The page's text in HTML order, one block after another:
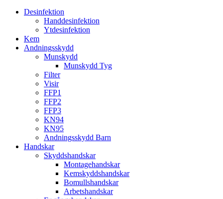
Desinfektion
Handdesinfektion
Ytdesinfektion
Kem
Andningsskydd
Munskydd
Munskydd Tyg
Filter
Visir
FFP1
FFP2
FFP3
KN94
KN95
Andningsskydd Barn
Handskar
Skyddshandskar
Montagehandskar
Kemskyddshandskar
Bomullshandskar
Arbetshandskar